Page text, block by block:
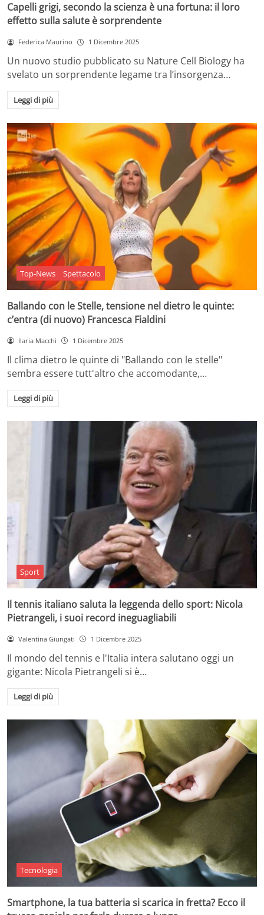
Capelli grigi, secondo la scienza è una fortuna: il loro
effetto sulla salute è sorprendente
Federica Maurino 1 Dicembre 2025
Un nuovo studio pubblicato su Nature Cell Biology ha
svelato un sorprendente legame tra l’insorgenza…
Leggi di più
Top-News Spettacolo
Ballando con le Stelle, tensione nel dietro le quinte:
c’entra (di nuovo) Francesca Fialdini
Ilaria Macchi 1 Dicembre 2025
Il clima dietro le quinte di "Ballando con le stelle"
sembra essere tutt'altro che accomodante,…
Leggi di più
Sport
Il tennis italiano saluta la leggenda dello sport: Nicola
Pietrangeli, i suoi record ineguagliabili
Valentina Giungati 1 Dicembre 2025
Il mondo del tennis e l'Italia intera salutano oggi un
gigante: Nicola Pietrangeli si è…
Leggi di più
Tecnologia
Smartphone, la tua batteria si scarica in fretta? Ecco il